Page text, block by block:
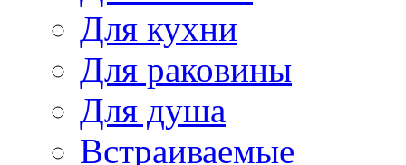
Для кухни
Для раковины
Для душа
Встраиваемые